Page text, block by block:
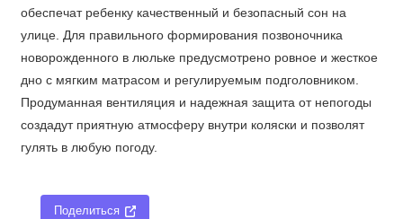
обеспечат ребенку качественный и безопасный сон на
улице. Для правильного формирования позвоночника
новорожденного в люльке предусмотрено ровное и жесткое
дно с мягким матрасом и регулируемым подголовником.
Продуманная вентиляция и надежная защита от непогоды
создадут приятную атмосферу внутри коляски и позволят
гулять в любую погоду.
Поделиться